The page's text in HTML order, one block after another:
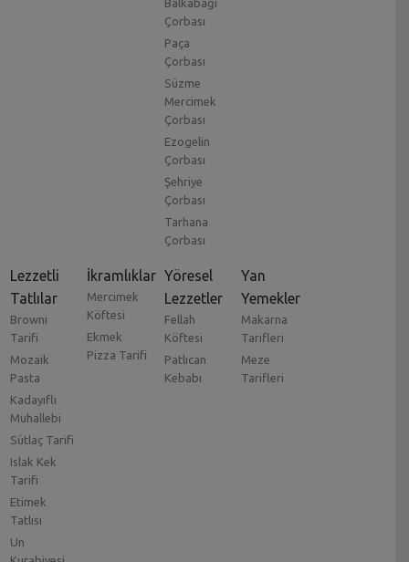
Balkabağı
Çorbası
Paça
Çorbası
Süzme
Mercimek
Çorbası
Ezogelin
Çorbası
Şehriye
Çorbası
Tarhana
Çorbası
Lezzetli
Tatlılar
Browni
Tarifi
Mozaik
Pasta
Kadayıflı
Muhallebi
Sütlaç Tarifi
Islak Kek
Tarifi
Etimek
Tatlısı
Un
İkramlıklar
Mercimek
Köftesi
Ekmek
Pizza Tarifi
Yöresel
Lezzetler
Fellah
Köftesi
Patlıcan
Kebabı
Yan
Yemekler
Makarna
Tarifleri
Meze
Tarifleri